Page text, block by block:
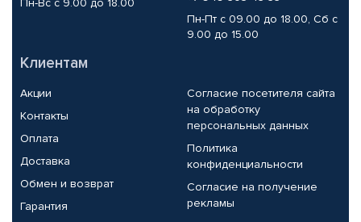
Пн-Пт с 09.00 до 18.00, Сб с
9.00 до 15.00
Клиентам
Акции
Контакты
Оплата
Доставка
Обмен и возврат
Гарантия
Согласие посетителя сайта
на обработку
персональных данных
Политика
конфиденциальности
Согласие на получение
рекламы